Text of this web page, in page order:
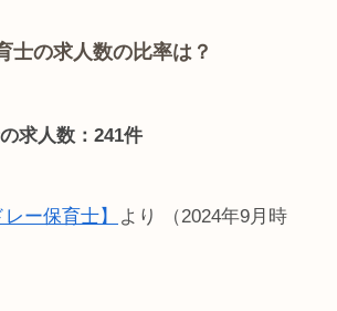
士の求人数の比率は？
求人数：241件
ー保育士】
より （2024年9月時